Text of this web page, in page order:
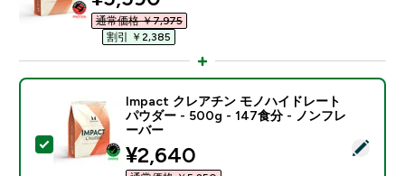
通常価格 ￥7,975‎
割引 ￥2,385‎
この商品を選択 - Impact クレアチン モノハイドレ
Impact クレアチン モノハイドレート
パウダー - 500g - 147食分 - ノンフレ
ーバー
discounted price
¥2,640‎